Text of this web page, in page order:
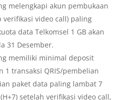
melengkapi akun pembukaan
verifikasi video call) paling
data Telkomsel 1 GB akan
31 Desember.
memiliki minimal deposit
1 transaksi QRIS/pembelian
paket data paling lambat 7
setelah verifikasi video call,